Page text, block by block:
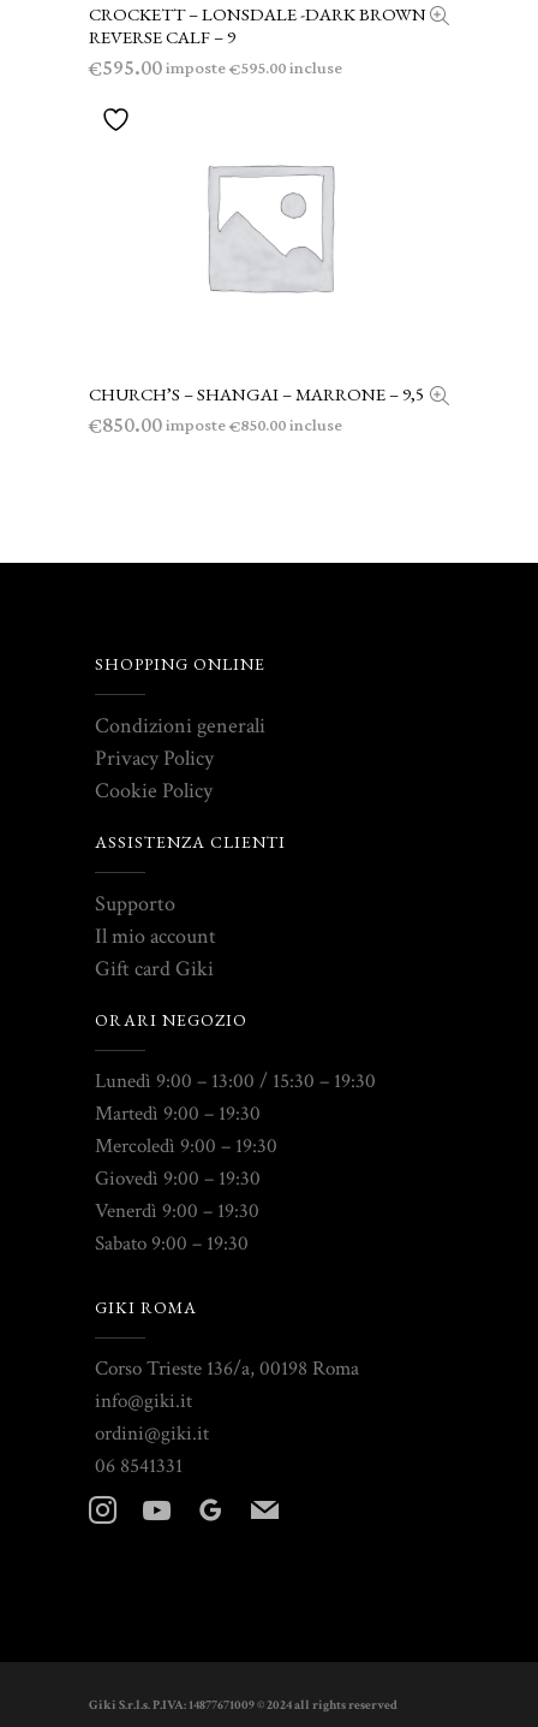
LEGGI TUTTO
CROCKETT – LONSDALE -DARK BROWN
REVERSE CALF – 9
€595.00imposte€595.00incluse
AGGIUNGI AL CARRELLO
CHURCH’S – SHANGAI – MARRONE – 9,5
€850.00imposte€850.00incluse
SHOPPING ONLINE
Condizioni generali
Privacy Policy
Cookie Policy
ASSISTENZA CLIENTI
Supporto
Il mio account
Gift card Giki
ORARI NEGOZIO
Lunedì 9:00 – 13:00 / 15:30 – 19:30
Martedì 9:00 – 19:30
Mercoledì 9:00 – 19:30
Giovedì 9:00 – 19:30
Venerdì 9:00 – 19:30
Sabato 9:00 – 19:30
GIKI ROMA
Corso Trieste 136/a, 00198 Roma
info@giki.it
ordini@giki.it
06 8541331
instagramyoutubegoogleplus
mail
Giki S.r.l.s. P.IVA: 14877671009 © 2024 all rights reserved